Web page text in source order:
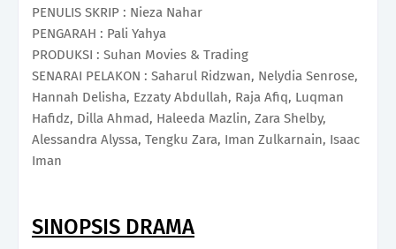
PENULIS SKRIP : Nieza Nahar
PENGARAH : Pali Yahya
PRODUKSI : Suhan Movies & Trading
SENARAI PELAKON : Saharul Ridzwan, Nelydia Senrose,
Hannah Delisha, Ezzaty Abdullah, Raja Afiq, Luqman
Hafidz, Dilla Ahmad, Haleeda Mazlin, Zara Shelby,
Alessandra Alyssa, Tengku Zara, Iman Zulkarnain, Isaac
Iman
SINOPSIS DRAMA